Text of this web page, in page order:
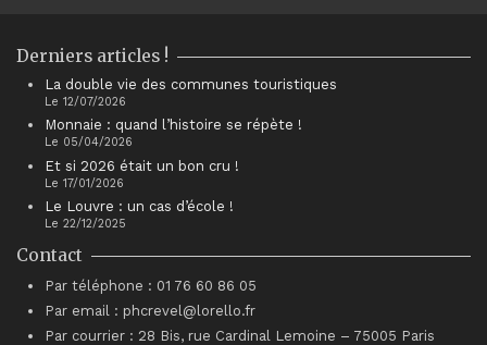
Derniers articles !
La double vie des communes touristiques
Le 12/07/2026
Monnaie : quand l’histoire se répète !
Le 05/04/2026
Et si 2026 était un bon cru !
Le 17/01/2026
Le Louvre : un cas d’école !
Le 22/12/2025
Contact
Par téléphone : 01 76 60 86 05
Par email : phcrevel@lorello.fr
Par courrier : 28 Bis, rue Cardinal Lemoine – 75005 Paris